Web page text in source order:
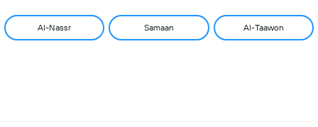
Al-Nassr Samaan Al-Taawon